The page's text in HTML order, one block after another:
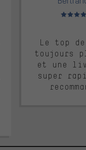
Note
Le top
toujours
et une
super